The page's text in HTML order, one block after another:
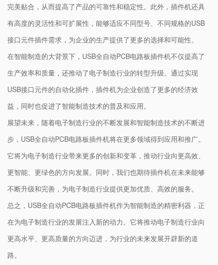
完美贴合，从而提高了产品的可靠性和稳定性。此外，插件机还具
有高度的灵活性和可扩展性，能够适应不同型号、不同规格的USB
接口元件插件需求，为企业的生产提供了更多的选择和可能性。
在智能制造的大背景下，USB全自动PCB电路板插件机不仅提高了
生产效率和质量，还推动了电子制造行业的转型升级。通过实现
USB接口元件的自动化插件，插件机为企业创造了更多的经济效
益，同时也促进了智能制造技术的普及和应用。
展望未来，随着电子制造行业的不断发展和智能制造技术的不断进
步，USB全自动PCB电路板插件机将在更多领域得到应用和推广。
它将为电子制造行业带来更多的创新和变革，推动行业向更高效、
更智能、更绿色的方向发展。同时，我们也期待插件机在未来能够
不断升级和完善，为电子制造行业提供更加优质、高效的服务。
总之，USB全自动PCB电路板插件机作为智能制造的精密利器，正
在为电子制造行业的发展注入新的动力。它将推动电子制造行业向
更高水平、更高质量的方向迈进，为行业的未来发展开辟新的道
路。